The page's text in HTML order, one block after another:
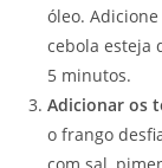
óleo.
cebola esteja
5 minutos.
Adicionar os
o frango